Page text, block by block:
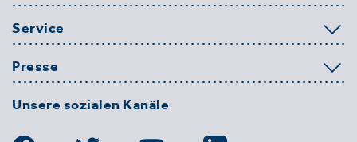
Service
Presse
Unsere sozialen Kanäle